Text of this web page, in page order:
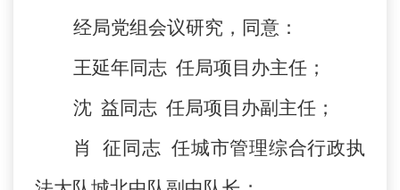
经局党组会议研究，同意：
王延年同志 任局项目办主任；
沈 益同志 任局项目办副主任；
肖
征同志 任城市管理综合行政执